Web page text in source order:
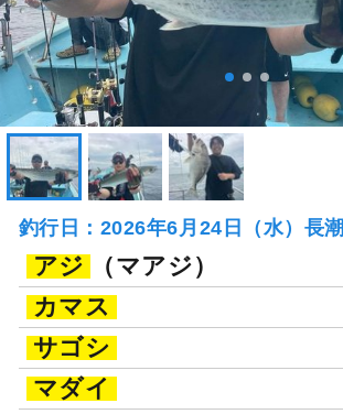
釣行日：2026年6月24日（水）長潮
アジ
（マアジ）
カマス
サゴシ
マダイ